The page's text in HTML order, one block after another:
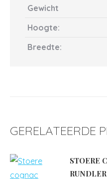
Gewicht
Hoogte:
Breedte:
GERELATEERDE
STOERE